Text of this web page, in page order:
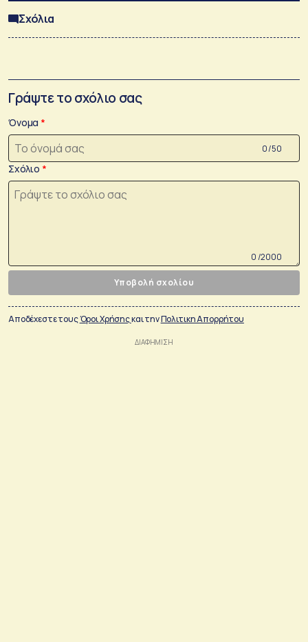
Σχόλια
Γράψτε το σχόλιο σας
Όνομα
0 /50
Σχόλιο
0 /2000
Υποβολή σχολίου
Αποδέχεστε τουςΌροι Χρήσηςκαι τηνΠολιτικη Απορρήτου